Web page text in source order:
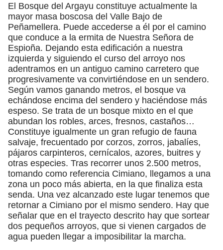
El Bosque del Argayu constituye actualmente la
mayor masa boscosa del Valle Bajo de
Peñamellera. Puede accederse a él por el camino
que conduce a la ermita de Nuestra Señora de
Espioña. Dejando esta edificación a nuestra
izquierda y siguiendo el curso del arroyo nos
adentramos en un antiguo camino carretero que
progresivamente va convirtiéndose en un sendero.
Según vamos ganando metros, el bosque va
echándose encima del sendero y haciéndose más
espeso. Se trata de un bosque mixto en el que
abundan los robles, arces, fresnos, castaños…
Constituye igualmente un gran refugio de fauna
salvaje, frecuentado por corzos, zorros, jabalíes,
pájaros carpinteros, cernícalos, azores, buitres y
otras especies. Tras recorrer unos 2.500 metros,
tomando como referencia Cimiano, llegamos a una
zona un poco más abierta, en la que finaliza esta
senda. Una vez alcanzado este lugar tenemos que
retornar a Cimiano por el mismo sendero. Hay que
señalar que en el trayecto descrito hay que sortear
dos pequeños arroyos, que si vienen cargados de
agua pueden llegar a imposibilitar la marcha.